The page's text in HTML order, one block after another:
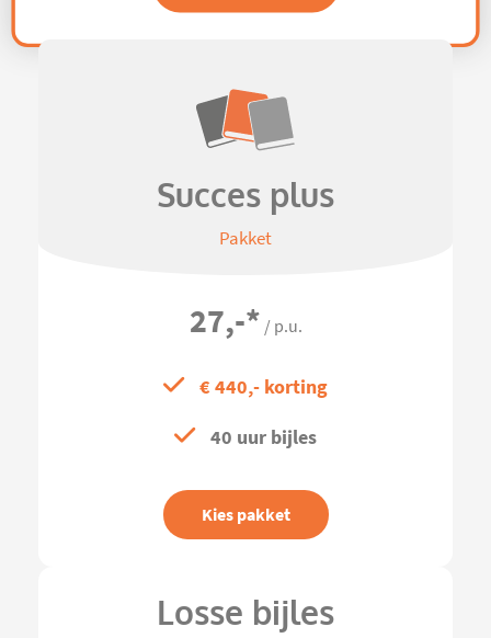
Succes plus
Pakket
27,-* / p.u.
€ 440,- korting
40 uur bijles
Kies pakket
Losse bijles